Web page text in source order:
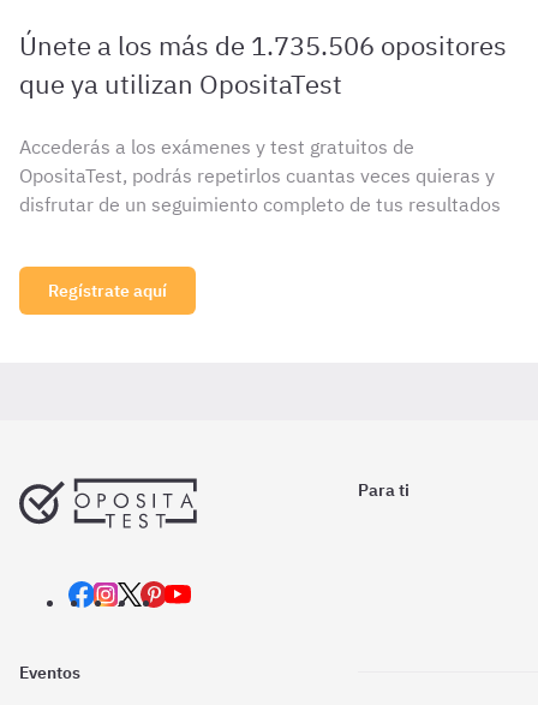
Únete a los más de 1.735.506 opositores
que ya utilizan OpositaTest
Accederás a los exámenes y test gratuitos de
OpositaTest, podrás repetirlos cuantas veces quieras y
disfrutar de un seguimiento completo de tus resultados
Regístrate aquí
Para ti
Eventos